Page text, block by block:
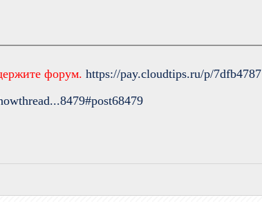
форум.https://pay.cloudtips.ru/p/7dfb4787